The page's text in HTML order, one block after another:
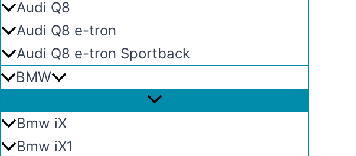
Audi Q8
Audi Q8 e-tron
Audi Q8 e-tron Sportback
BMW
Bmw iX
Bmw iX1